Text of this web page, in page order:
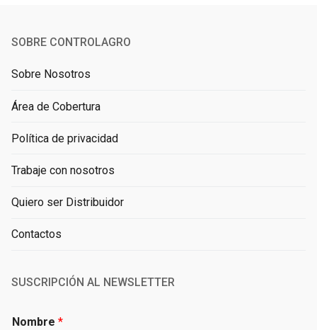
SOBRE CONTROLAGRO
Sobre Nosotros
Área de Cobertura
Política de privacidad
Trabaje con nosotros
Quiero ser Distribuidor
Contactos
SUSCRIPCIÓN AL NEWSLETTER
Nombre *